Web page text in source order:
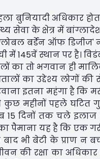
बुनियादी अधिकार
सेवा के क्षेत्र में
बर्डेन ऑफ
145वें स्थान पर है।
का तो भगवान ही
का उद्देश्य लोगों की
इतना महंगा है कि
महीनों पहले घटित
15 दिनों तक चले
पैमाना यह है कि एक
भी बेटी के प्राण न
की रक्षा का